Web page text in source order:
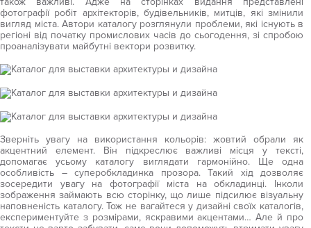
фотографії робіт архітекторів, будівельників, митців, які змінили
вигляд міста. Автори каталогу розглянули проблеми, які існують в
регіоні від початку промислових часів до сьогодення, зі спробою
проаналізувати майбутні вектори розвитку.
Зверніть увагу на використання кольорів: жовтий обрали як
акцентний елемент. Він підкреслює важливі місця у тексті,
допомагає усьому каталогу виглядати гармонійно. Ще одна
особливість – суперобкладинка прозора. Такий хід дозволяє
зосередити увагу на фотографії міста на обкладинці. Інколи
зображення займають всю сторінку, що лише підсилює візуальну
наповненість каталогу. Тож не вагайтеся у дизайні своїх каталогів,
експериментуйте з розмірами, яскравими акцентами… Але й про